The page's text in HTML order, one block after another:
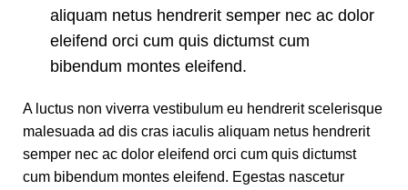
aliquam netus hendrerit semper nec ac dolor
eleifend orci cum quis dictumst cum
bibendum montes eleifend.
A luctus non viverra vestibulum eu hendrerit scelerisque
malesuada ad dis cras iaculis aliquam netus hendrerit
semper nec ac dolor eleifend orci cum quis dictumst
cum bibendum montes eleifend. Egestas nascetur